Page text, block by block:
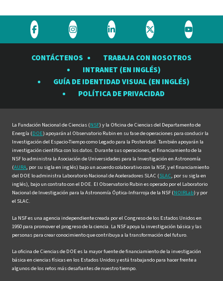
Visite
Observatorio
Visite
Observatorio
Rubin
en
Visite
Observatorio
Rubin
en
Visite
Observatorio
Rubin
en
Visite
Rubin
en
CONTÁCTENOS
TRABAJA CON NOSOTROS
INTRANET (EN INGLÉS)
GUÍA DE IDENTIDAD VISUAL (EN INGLÉS)
POLÍTICA DE PRIVACIDAD
La Fundación Nacional de Ciencias (NSF) y la Oficina de Ciencias del Departamento de
Energía (DOE) apoyarán al Observatorio Rubin en su fase de operaciones para conducir la
Investigación del Espacio-Tiempo como Legado para la Posteridad. También apoyarán la
investigación científica con los datos. Durante sus operaciones, el financiamiento de la
NSF lo administra la Asociación de Universidades para la Investigación en Astronomía
(AURA, por su sigla en inglés) bajo un acuerdo colaborativo con la NSF, y el financiamiento
del DOE lo administra Laboratorio Nacional de Aceleradores SLAC (SLAC, por su sigla en
inglés), bajo un contrato con el DOE. El Observatorio Rubin es operado por el Laboratorio
Nacional de Investigación para la Astronomía Óptica-Infrarroja de la NSF (NOIRLab) y por
el SLAC.
La NSF es una agencia independiente creada por el Congreso de los Estados Unidos en
1950 para promover el progreso de la ciencia. La NSF apoya la investigación básica y las
personas para crear conocimiento que contribuya a la transformación del futuro.
La oficina de Ciencias de DOE es la mayor fuente de financiamiento de la investigación
básica en ciencias físicas en los Estados Unidos y está trabajando para hacer frente a
algunos de los retos más desafiantes de nuestro tiempo.